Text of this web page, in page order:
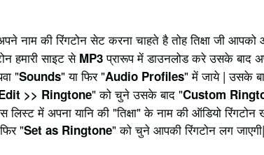
नाम की रिंगटोन सेट करना चाहते है तोह तिक्षा जी
हमारी साइट से MP3प्रारूप में डाउनलोड करे उसके बाद
"Sounds" या फिर "Audio Profiles" में जाये | उसके
>> Ringtone" को चुने उसके बाद "Custom
लिस्ट में अपना यानि की "तिक्षा" के नाम की ऑडियो
"Set as Ringtone" को चुने आपकी रिंगटोन लग जाएगी|